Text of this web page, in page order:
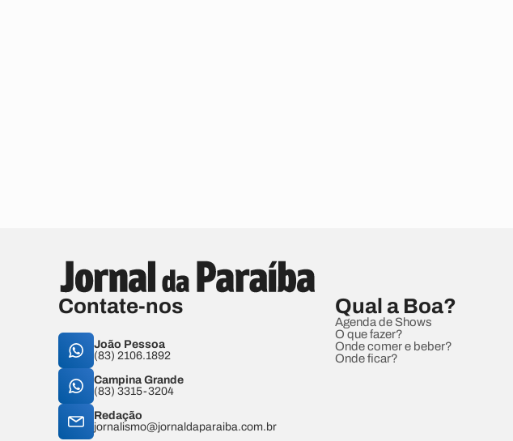
Contate-nos
João Pessoa
(83) 2106.1892
Campina Grande
(83) 3315-3204
Redação
jornalismo@jornaldaparaiba.com.br
Qual a Boa?
Agenda de Shows
O que fazer?
Onde comer e beber?
Onde ficar?